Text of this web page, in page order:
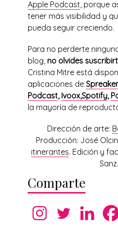
Apple Podcast , porque
tener más visibilidad y
pueda seguir creciendo.
Para no perderte
blog, no olvides
Cristina Mitre está
aplicaciones de Spreaker
Podcast, Ivoox,Spotify,
la mayoría de
Dirección de arte:
Producción: José
itinerantes. Edición y
Sanz.
Comparte